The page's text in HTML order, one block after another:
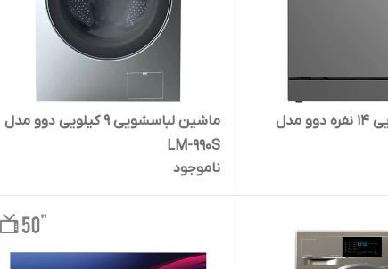
ماشین ظرفشویی 14 نفره دوو مدل
ماشین لباسشویی 9 کیلویی دوو مدل
LM-990S
ناموجود